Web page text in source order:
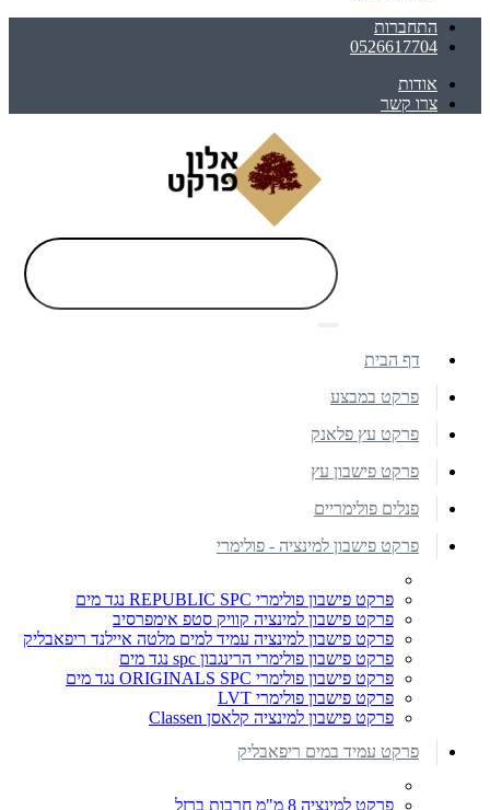
התחברות
0526617704
אודות
צרו קשר
דף הבית
פרקט במבצע
פרקט עץ פלאנק
פרקט פישבון עץ
פנלים פולימריים
פרקט פישבון למינציה - פולימרי
פרקט פישבון פולימרי REPUBLIC SPC נגד מים
פרקט פישבון למינציה קוויק סטפ אימפרסיב
פרקט פישבון למינציה עמיד למים מלטה איילנד ריפאבליק
פרקט פישבון פולימרי הרינגבון spc נגד מים
פרקט פישבון פולימרי ORIGINALS SPC נגד מים
פרקט פישבון פולימרי LVT
פרקט פישבון למינציה קלאסן Classen
פרקט עמיד במים ריפאבליק
פרקט למינציה 8 מ"מ חרבות ברזל